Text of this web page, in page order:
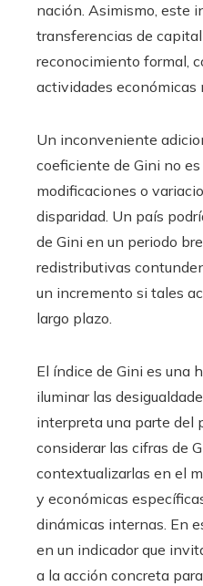
nación. Asimismo, este
transferencias de
reconocimiento formal,
actividades económicas
Un inconveniente
coeficiente de Gini no
modificaciones o
disparidad. Un país
de Gini en un periodo
redistributivas
un incremento si tales
largo plazo.
El índice de Gini es una
iluminar las
interpreta una parte del
considerar las cifras de
contextualizarlas en el
y económicas
dinámicas internas. En
en un indicador que
a la acción concreta